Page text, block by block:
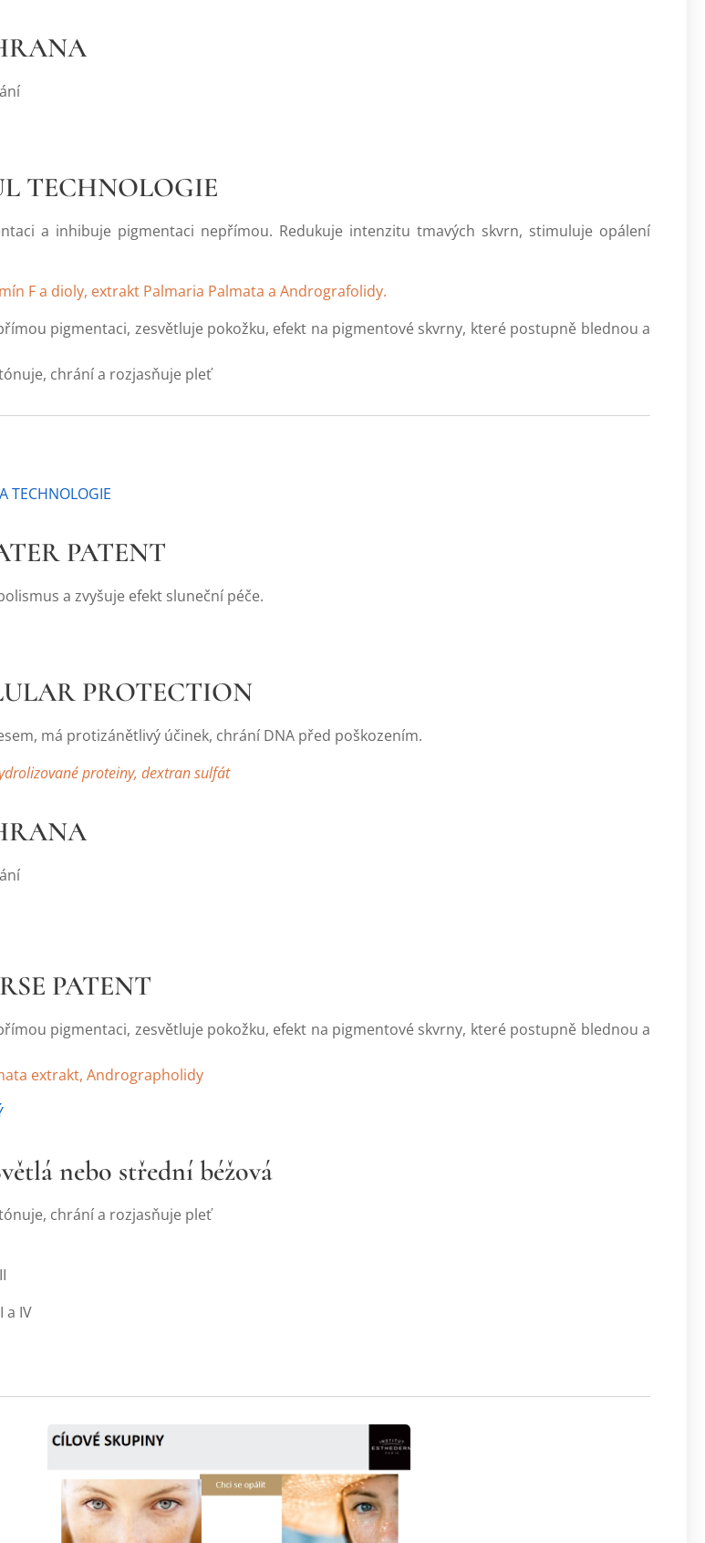
TECHNOLOGIE
a inhibuje pigmentaci nepřímou. Redukuje intenzitu tmavých skvrn, stimuluje opálení
F a dioly, extrakt Palmaria Palmata a Andrografolidy.
pigmentaci, zesvětluje pokožku, efekt na pigmentové skvrny, které postupně blednou a
chrání a rozjasňuje pleť
TECHNOLOGIE
PATENT
a zvyšuje efekt sluneční péče.
PROTECTION
má protizánětlivý účinek, chrání DNA před poškozením.
proteiny, dextran sulfát
PATENT
pigmentaci, zesvětluje pokožku, efekt na pigmentové skvrny, které postupně blednou a
extrakt, Andrographolidy
nebo střední béžová
chrání a rozjasňuje pleť
a IV